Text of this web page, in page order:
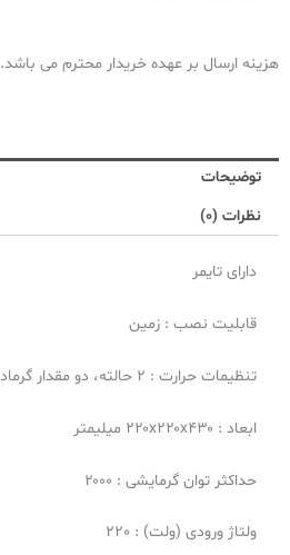
هزینه ارسال بر عهده خریدار محترم می باشد.
توضیحات
نظرات (0)
دارای تایمر
قابلیت نصب : زمین
تنظیمات حرارت : ۲ حالته، دو مقدار گرمادهی (1000 – 2000 وات )
ابعاد : ۲۲۰x۲۲۰x۴۳۰ میلیمتر
حداکثر توان گرمایشی : ۲۰۰۰
ولتاژ ورودی (ولت) : 220